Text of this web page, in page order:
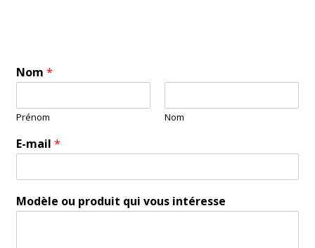
Nom*
Prénom Nom
E-mail*
N
o
Modèle ou produit qui vous intéresse